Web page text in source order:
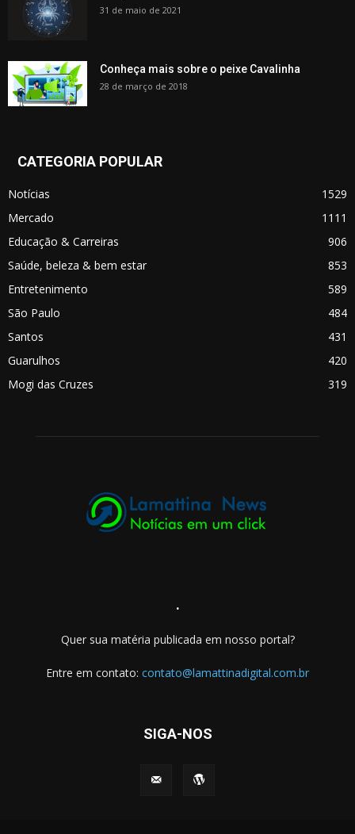
31 de maio de 2021
Conheça mais sobre o peixe Cavalinha
28 de março de 2018
CATEGORIA POPULAR
Notícias
1529
Mercado
1111
Educação & Carreiras
906
Saúde, beleza & bem estar
853
Entretenimento
589
São Paulo
484
Santos
431
Guarulhos
420
Mogi das Cruzes
319
.
Quer sua matéria publicada em nosso portal?
Entre em contato: contato@lamattinadigital.com.br
SIGA-NOS